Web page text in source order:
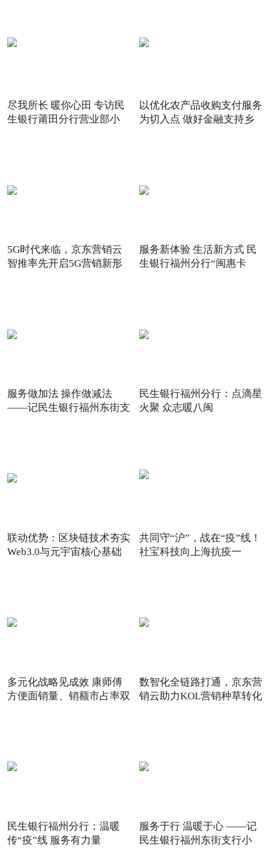
尽我所长 暖你心田 专访民
生银行莆田分行营业部小
以优化农产品收购支付服务
为切入点 做好金融支持乡
5G时代来临，京东营销云
智推率先开启5G营销新形
服务新体验 生活新方式 民
生银行福州分行“闽惠卡
服务做加法 操作做减法
——记民生银行福州东街支
民生银行福州分行：点滴星
火聚 众志暖八闽
联动优势：区块链技术夯实
Web3.0与元宇宙核心基础
共同守“沪”，战在“疫”线！
社宝科技向上海抗疫一
多元化战略见成效 康师傅
方便面销量、销额市占率双
数智化全链路打通，京东营
销云助力KOL营销种草转化
民生银行福州分行：温暖
传“疫”线 服务有力量
服务于行 温暖于心 ——记
民生银行福州东街支行小